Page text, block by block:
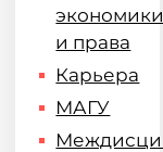
и права
Карьера
МАГУ